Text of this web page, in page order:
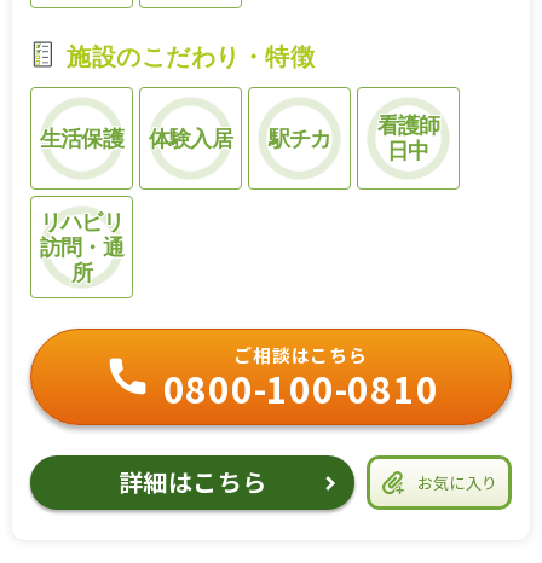
施設のこだわり・特徴
生活保護 体験入居 駅チカ
看護師
日中
リハビリ
訪問・通
所
お気に入り
ご相談はこちら
0800-100-0810
詳細はこちら